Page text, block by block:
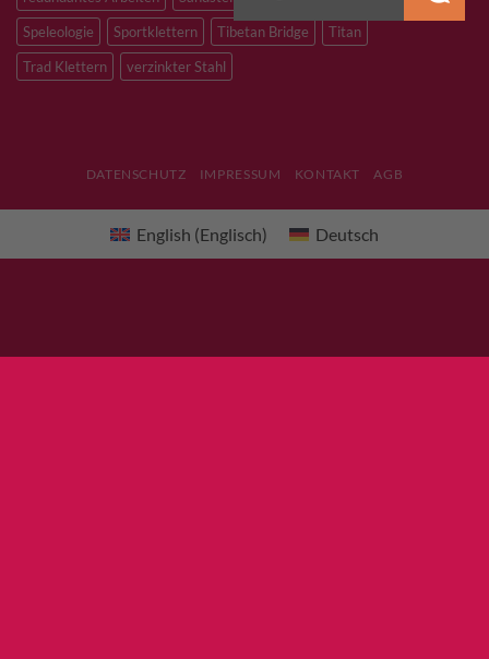
Speleologie
Sportklettern Tibetan Bridge
Titan
Trad Klettern
verzinkter Stahl
DATENSCHUTZ IMPRESSUM KONTAKT AGB
English (Englisch) Deutsch